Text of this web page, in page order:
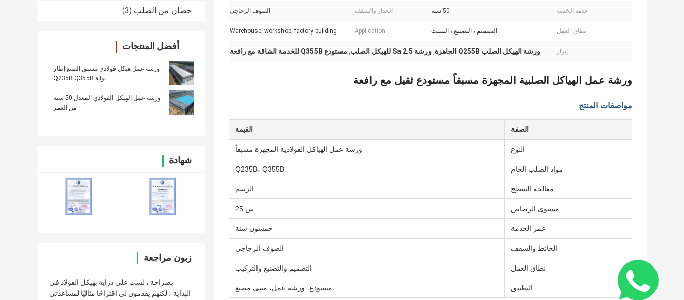
حصان من الصلب (3)
أفضل المنتجات
ورشة عمل هيكل فولاذي مسبق الصنع إطار
بوابة Q235B Q355B
ورشة عمل الهيكل الفولاذي المعدل 50 سنة
من العمر
شهادة
زبون مراجعة
بصراحة ، لست على دراية بهيكل الفولاذ في
البداية ، لكنهم يقدمون لي اقتراحًا مثاليًا لمساعدتي
خدمة الخدمة: 50 سنة الجدار والسقف: الصوف الزجاجي
نطاق العمل: التصميم ، التصنيع ، التثبيت Application:
Warehouse, workshop, factory building
إبراز: ورشة الهيكل الصلب Q255B الجاهزة , ورشة Sa 2.5 للهيكل الصلب , مستودع Q355B للخدمة الشاقة مع رافعة
ورشة عمل الهياكل الصلبية المجهزة مسبقاً مستودع ثقيل مع رافعة
مواصفات المنتج
الصفة القيمة
النوع ورشة عمل الهياكل الفولاذية المجهزة مسبقاً
مواد الصلب الخام Q235B، Q355B
معالجة السطح الرسم
مستوى الرصاص س 25
عمر الخدمة خمسون سنة
الحائط والسقف الصوف الزجاجي
نطاق العمل التصميم والتصنيع والتركيب
التطبيق مستودع، ورشة عمل، مبنى مصنع